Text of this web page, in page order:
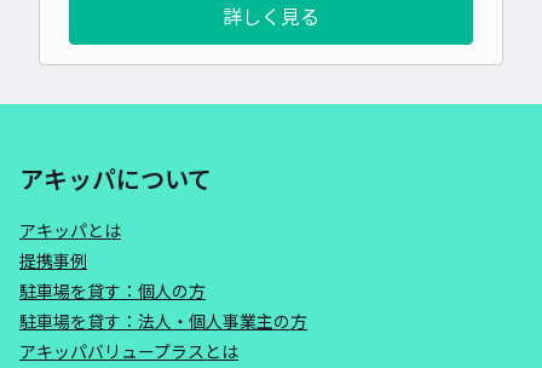
詳しく見る
アキッパについて
アキッパとは
提携事例
駐車場を貸す：個人の方
駐車場を貸す：法人・個人事業主の方
アキッパバリュープラスとは